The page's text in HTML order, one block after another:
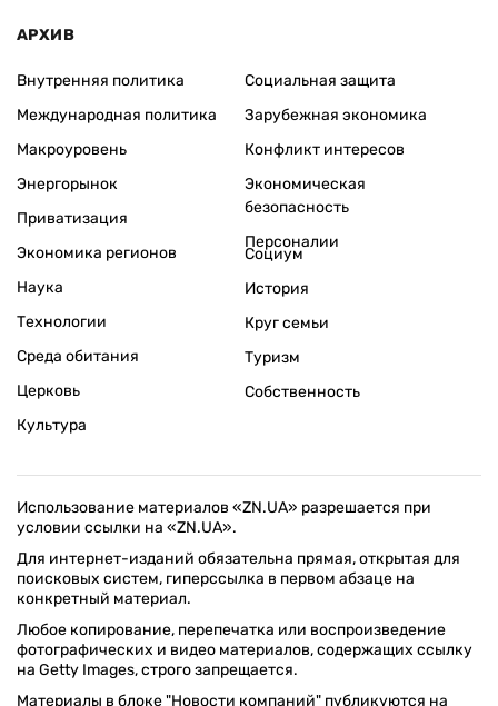
АРХИВ
Внутренняя политика
Международная политика
Макроуровень
Энергорынок
Приватизация
Экономика регионов
Социальная защита
Зарубежная экономика
Конфликт интересов
Экономическая
безопасность
Персоналии
Наука
Технологии
Среда обитания
Церковь
Культура
Социум
История
Круг семьи
Туризм
Собственность
Использование материалов «ZN.UA» разрешается при
условии ссылки на «ZN.UA».
Для интернет-изданий обязательна прямая, открытая для
поисковых систем, гиперссылка в первом абзаце на
конкретный материал.
Любое копирование, перепечатка или воспроизведение
фотографических и видео материалов, содержащих ссылку
на Getty Images, строго запрещается.
Материалы в блоке "Новости компаний" публикуются на